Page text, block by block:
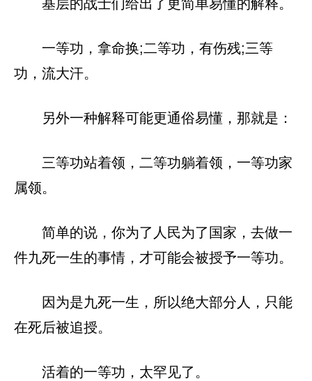
基层的战士们给出了更简单易懂的解释。
一等功，拿命换;二等功，有伤残;三等
功，流大汗。
另外一种解释可能更通俗易懂，那就是：
三等功站着领，二等功躺着领，一等功家
属领。
简单的说，你为了人民为了国家，去做一
件九死一生的事情，才可能会被授予一等功。
因为是九死一生，所以绝大部分人，只能
在死后被追授。
活着的一等功，太罕见了。